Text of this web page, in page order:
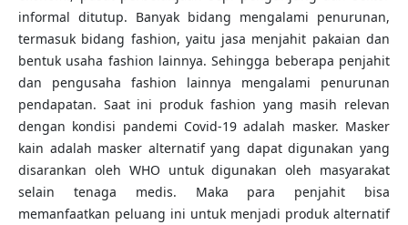
informal ditutup. Banyak bidang mengalami penurunan,
termasuk bidang fashion, yaitu jasa menjahit pakaian dan
bentuk usaha fashion lainnya. Sehingga beberapa penjahit
dan pengusaha fashion lainnya mengalami penurunan
pendapatan. Saat ini produk fashion yang masih relevan
dengan kondisi pandemi Covid-19 adalah masker. Masker
kain adalah masker alternatif yang dapat digunakan yang
disarankan oleh WHO untuk digunakan oleh masyarakat
selain tenaga medis. Maka para penjahit bisa
memanfaatkan peluang ini untuk menjadi produk alternatif